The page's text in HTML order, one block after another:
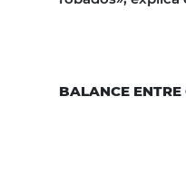
BALANCE